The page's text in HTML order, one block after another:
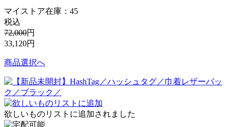
マイストア在庫： 45
税込
72,000円
33,120円
商品選択へ
欲しいものリストに追加されました